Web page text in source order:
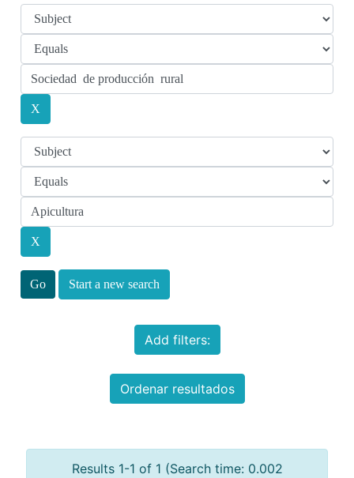
Start a new search
Add filters:
Ordenar resultados
Results 1-1 of 1 (Search time: 0.002